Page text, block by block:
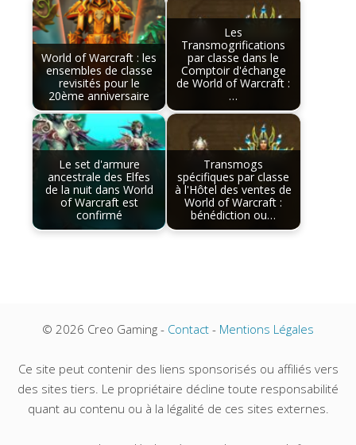
World of Warcraft : les
ensembles de classe
revisités pour le
20ème anniversaire
Les
Transmogrifications
par classe dans le
Comptoir d'échange
de World of Warcraft :
…
Le set d'armure
ancestrale des Elfes
de la nuit dans World
of Warcraft est
confirmé
Transmogs
spécifiques par classe
à l'Hôtel des ventes de
World of Warcraft :
bénédiction ou…
© 2026 Creo Gaming - Contact - Mentions Légales
Ce site peut contenir des liens sponsorisés ou affiliés vers
des sites tiers. Le propriétaire décline toute responsabilité
quant au contenu ou à la légalité de ces sites externes.